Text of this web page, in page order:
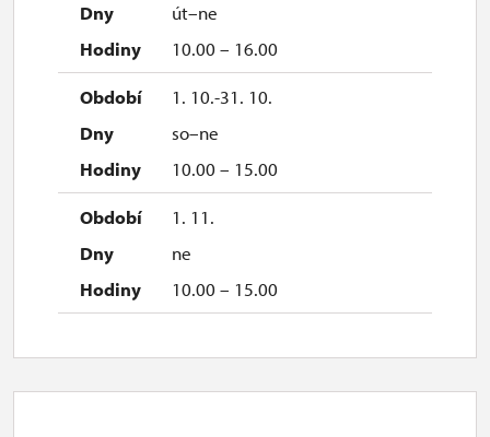
út–ne
10.00 – 16.00
1. 10.-31. 10.
so–ne
10.00 – 15.00
1. 11.
ne
10.00 – 15.00